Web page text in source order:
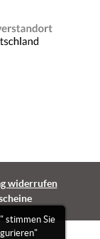
stimmen Sie
widerrufen